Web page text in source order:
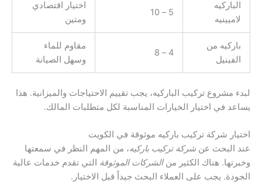
الباركيه
لاميينيه
5 – 10
اختيار اقتصادي
ومتين
باركيه من
الفينيل
4 – 8
مقاوم للماء
وسهل الصيانة
لبدء مشروع تركيب الباركيه، يجب تقييم الاحتياجات والميزانية. هذا
يساعد في اختيار الخيارات المناسبة لكل متطلبات المالك.
اختيار شركة تركيب باركيه موثوقة في الكويت
عند البحث عن شركة تركيب باركيه، من المهم النظر في سمعتها
وخبرتها. هناك الكثير منالشركات الموثوقة التي تقدم خدمات عالية
الجودة. يجب على العملاء البحث جيداً قبل الاختيار.